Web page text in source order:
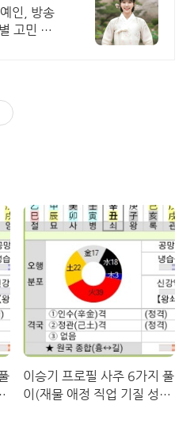
인, 방송
고민 끝!
이승기 프로필 사주 6가지 풀
이(재물 애정 직업 기질 성격